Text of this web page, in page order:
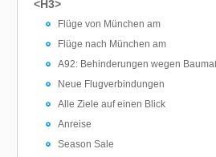
<H3>
Flüge von München am
Flüge nach München am
A92: Behinderungen wegen
Neue Flugverbindungen
Alle Ziele auf einen Blick
Anreise
Season Sale